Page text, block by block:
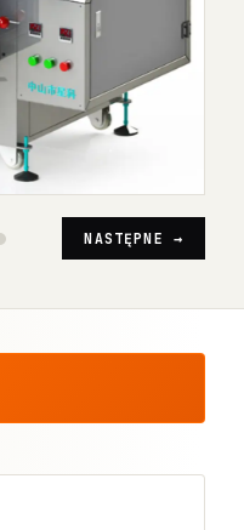
NASTĘPNE →